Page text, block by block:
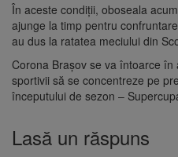
În aceste condiții, oboseala
ajunge la timp pentru
au dus la ratatea meciului din
Corona Brașov se va întoarce
sportivii să se concentreze pe
începutului de sezon –
Lasă un răspuns